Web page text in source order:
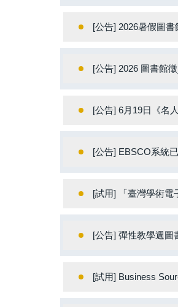
[公告] 2026暑假圖
[公告] 2026 圖書館
[公告] 6月19日《名
[公告] EBSCO系統
[試用] 「臺灣學術電
[公告] 彈性教學週圖
[試用] Business